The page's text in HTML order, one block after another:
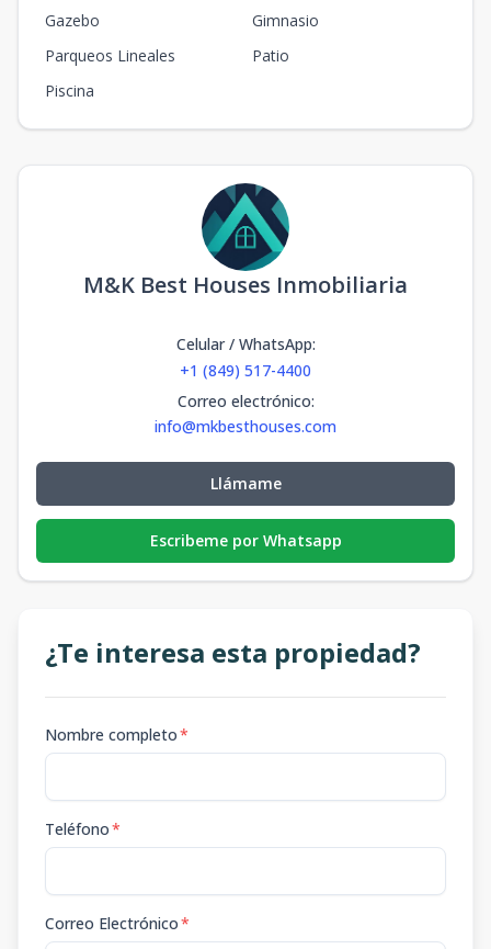
Gazebo
Gimnasio
Parqueos Lineales
Patio
Piscina
M&K Best Houses Inmobiliaria
Celular / WhatsApp:
+1 (849) 517-4400
Correo electrónico:
info@mkbesthouses.com
Llámame
Escribeme por Whatsapp
¿Te interesa esta propiedad?
Nombre completo*
Teléfono*
Correo Electrónico*